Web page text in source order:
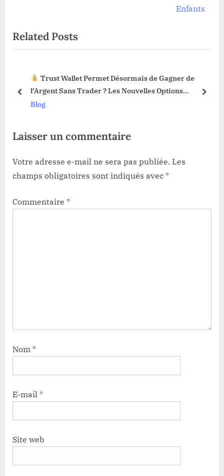
u
s
s
P
o
t
:
Enfants
Related Posts
Trust Wallet Permet Désormais de Gagner de
l’Argent Sans Trader ? Les Nouvelles Options
Dévoilées !
Blog
prev next
Laisser un commentaire
Votre adresse e-mail ne sera pas publiée. Les
champs obligatoires sont indiqués avec *
Commentaire *
Nom *
E-mail *
Site web